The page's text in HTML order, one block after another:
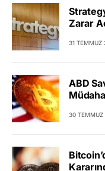
Zarar
31 TEMMUZ
ABD
30